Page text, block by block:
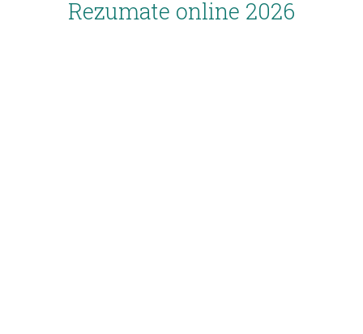
Rezumate online 2026